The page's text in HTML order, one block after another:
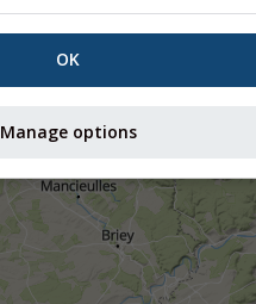
OK
Manage options